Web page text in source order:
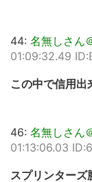
44: 名無しさん
01:09:32.49
この中で信用出
46: 名無しさん
01:13:06.03
スプリンターズ